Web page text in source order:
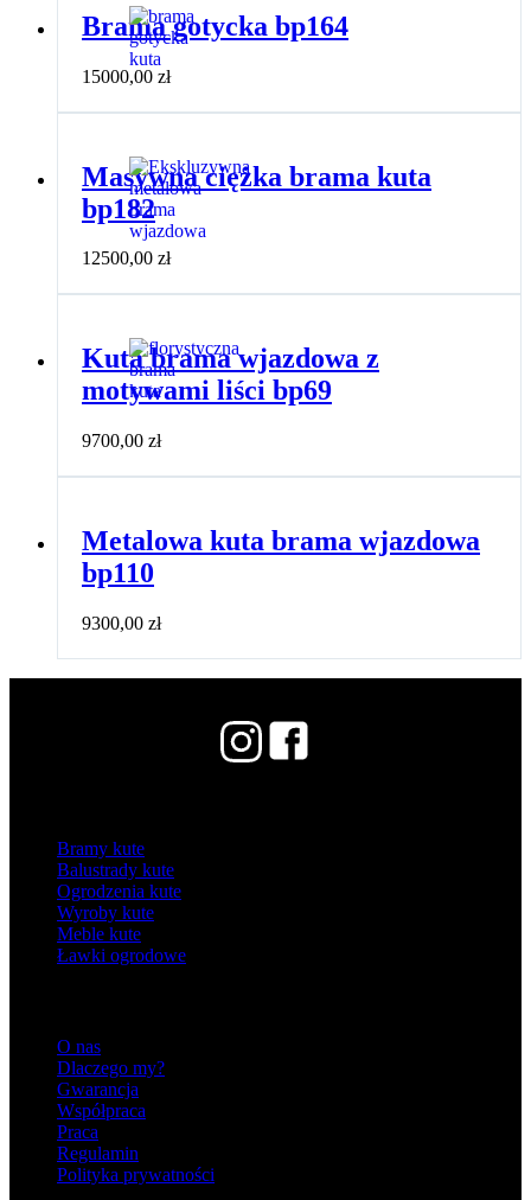
Brama gotycka bp164
15000,00 zł
Masywna ciężka brama kuta
bp182
12500,00 zł
Kuta brama wjazdowa z
motywami liści bp69
9700,00 zł
Metalowa kuta brama wjazdowa
bp110
9300,00 zł
Bramy kute
Balustrady kute
Ogrodzenia kute
Wyroby kute
Meble kute
Ławki ogrodowe
O nas
Dlaczego my?
Gwarancja
Współpraca
Praca
Regulamin
Polityka prywatności